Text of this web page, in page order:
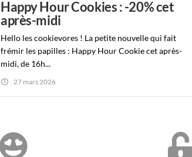
Happy Hour Cookies : -20% cet
après-midi
Hello les cookievores ! La petite nouvelle qui fait
frémir les papilles : Happy Hour Cookie cet après-
midi, de 16h...
27 mars 2026